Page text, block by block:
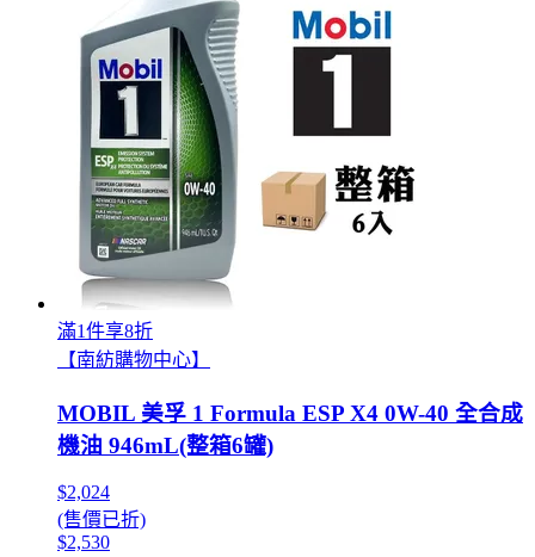
滿1件享8折
【南紡購物中心】
MOBIL 美孚 1 Formula ESP X4 0W-40 全合成
機油 946mL(整箱6罐)
$2,024
(售價已折)
$2,530